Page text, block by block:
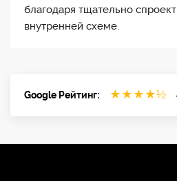
благодаря тщательно
внутренней схеме.
Google Рейтинг: ★ ★ ★ ★½